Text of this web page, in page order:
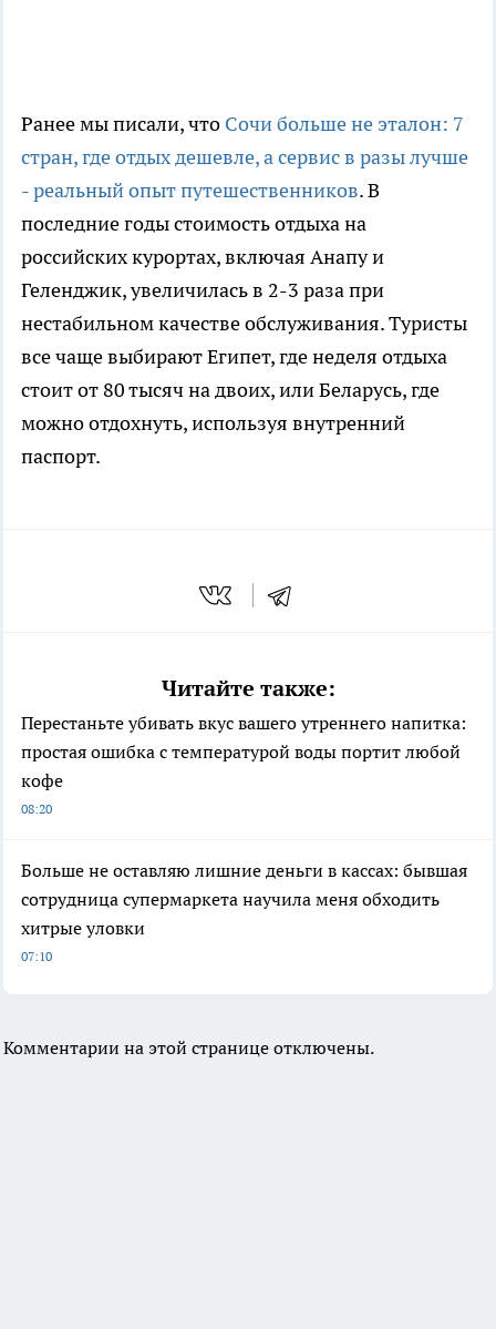
Ранее мы писали, что Сочи больше не эталон: 7
стран, где отдых дешевле, а сервис в разы лучше
- реальный опыт путешественников. В
последние годы стоимость отдыха на
российских курортах, включая Анапу и
Геленджик, увеличилась в 2-3 раза при
нестабильном качестве обслуживания. Туристы
все чаще выбирают Египет, где неделя отдыха
стоит от 80 тысяч на двоих, или Беларусь, где
можно отдохнуть, используя внутренний
паспорт.
Читайте также:
Перестаньте убивать вкус вашего утреннего напитка:
простая ошибка с температурой воды портит любой
кофе
08:20
Больше не оставляю лишние деньги в кассах: бывшая
сотрудница супермаркета научила меня обходить
хитрые уловки
07:10
Комментарии на этой странице отключены.